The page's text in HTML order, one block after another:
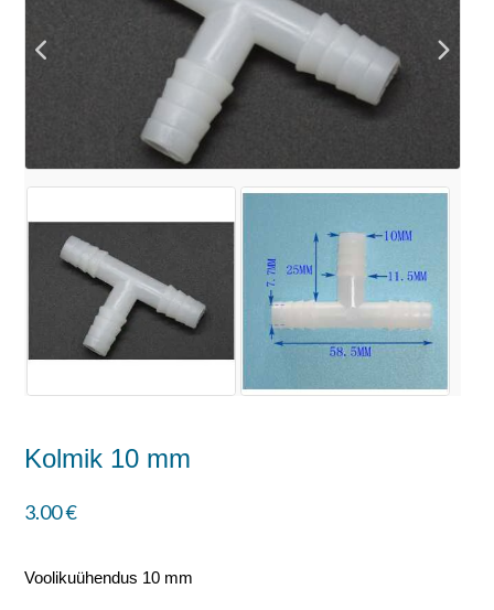
Kolmik 10 mm
3.00€
Voolikuühendus 10 mm